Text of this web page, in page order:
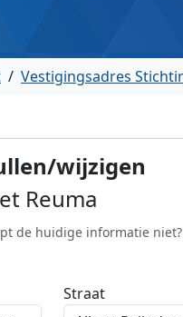
/ Vestigingsadres
wijzigen
Reuma
de huidige informatie
Straat